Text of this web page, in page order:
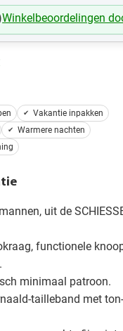
Winkelbeoordelingen
Vakantie inpakken
Warmere nachten
uit de
functionele
minimaal patroon.
tailleband met